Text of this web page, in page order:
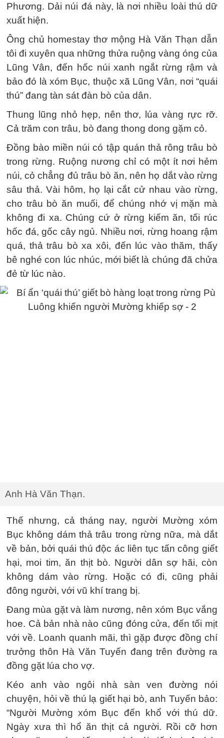
Phương. Dải núi đá này, là nơi nhiều loài thú dữ
xuất hiện.
Ông chủ homestay thơ mộng Hà Văn Thạn dẫn
tôi đi xuyên qua những thửa ruộng vàng óng của
Lũng Vân, đến hốc núi xanh ngắt rừng rậm và
bảo đó là xóm Bục, thuộc xã Lũng Vân, nơi “quái
thú” đang tàn sát đàn bò của dân.
Thung lũng nhỏ hẹp, nên thơ, lúa vàng rực rỡ.
Cả trăm con trâu, bò đang thong dong gặm cỏ.
Đồng bào miền núi có tập quán thả rông trâu bò
trong rừng. Ruộng nương chỉ có một ít nơi hẻm
núi, cỏ chẳng đủ trâu bò ăn, nên họ dắt vào rừng
sâu thả. Vài hôm, họ lại cắt cử nhau vào rừng,
cho trâu bò ăn muối, để chúng nhớ vị mặn mà
không đi xa. Chúng cứ ở rừng kiếm ăn, tối rúc
hốc đá, gốc cây ngủ. Nhiều nơi, rừng hoang rậm
quá, thả trâu bò xa xôi, đến lúc vào thăm, thấy
bê nghé con lúc nhúc, mới biết là chúng đã chửa
đẻ từ lúc nào.
Anh Hà Văn Thạn.
Thế nhưng, cả tháng nay, người Mường xóm
Bục không dám thả trâu trong rừng nữa, mà dắt
về bản, bởi quái thú độc ác liên tục tấn công giết
hại, moi tim, ăn thịt bò. Người dân sợ hãi, còn
không dám vào rừng. Hoặc có đi, cũng phải
đông người, với vũ khí trang bị.
Đang mùa gặt và làm nương, nên xóm Bục vắng
hoe. Cả bản nhà nào cũng đóng cửa, đến tối mịt
với về. Loanh quanh mãi, thì gặp được đồng chí
trưởng thôn Hà Văn Tuyến đang trên đường ra
đồng gặt lúa cho vợ.
Kéo anh vào ngôi nhà sàn ven đường nói
chuyện, hỏi về thú lạ giết hại bò, anh Tuyến bảo:
“Người Mường xóm Bục đến khổ với thú dữ.
Ngày xưa thì hổ ăn thịt cả người. Rồi cỡ hơn